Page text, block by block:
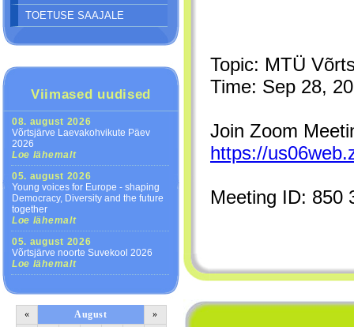
TOETUSE SAAJALE
Viimased uudised
08. august 2026
Võrtsjärve Laevakohvikute Päev
2026
Loe lähemalt
05. august 2026
Young voices for Europe - shaping
Democracy, Diversity and the future
together
Loe lähemalt
05. august 2026
Võrtsjärve noorte Suvekool 2026
Loe lähemalt
« August »
Topic: MTÜ
Time: Sep 28,
Join Zoom
https://
Meeting ID: 850